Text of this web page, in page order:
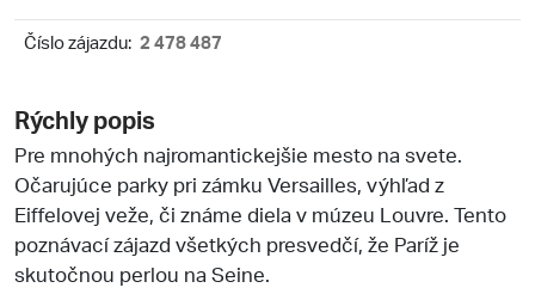
Číslo zájazdu: 2 478 487
Rýchly popis
Pre mnohých najromantickejšie mesto na svete.
Očarujúce parky pri zámku Versailles, výhľad z
Eiffelovej veže, či známe diela v múzeu Louvre. Tento
poznávací zájazd všetkých presvedčí, že Paríž je
skutočnou perlou na Seine.